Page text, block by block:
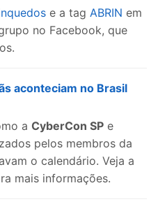
e a tag ABRIN em
no Facebook, que
aconteciam no Brasil
a CyberCon SP e
pelos membros da
o calendário. Veja a
mais informações.